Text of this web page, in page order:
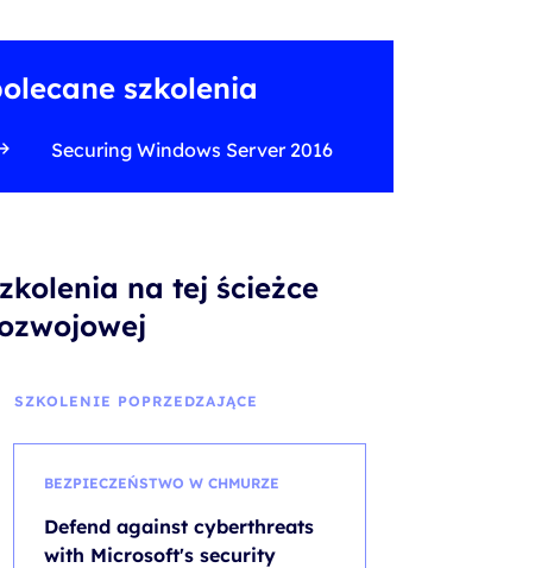
szkolenia
Securing Windows Server 2016
na tej ścieżce
SZKOLENIE POPRZEDZAJĄCE
BEZPIECZEŃSTWO W CHMURZE
Defend against cyberthreats
with Microsoft's security